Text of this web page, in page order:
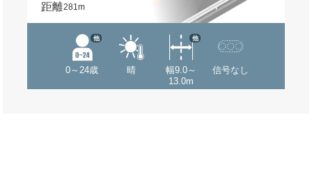
距離281m
0～24歳
他
晴
幅9.0～
13.0m
他
信号なし